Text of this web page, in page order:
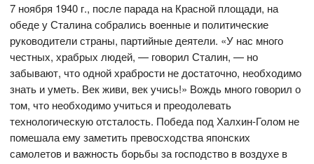
7 ноября 1940 г., после парада на Красной площади, на
обеде у Сталина собрались военные и политические
руководители страны, партийные деятели. «У нас много
честных, храбрых людей, — говорил Сталин, — но
забывают, что одной храбрости не достаточно, необходимо
знать и уметь. Век живи, век учись!» Вождь много говорил о
том, что необходимо учиться и преодолевать
технологическую отсталость. Победа под Халхин-Голом не
помешала ему заметить превосходства японских
самолетов и важность борьбы за господство в воздухе в